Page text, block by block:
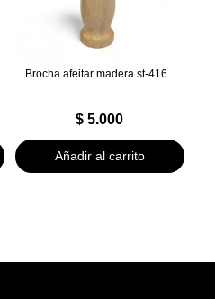
Brocha afeitar madera st-416
$ 5.000
Añadir al carrito